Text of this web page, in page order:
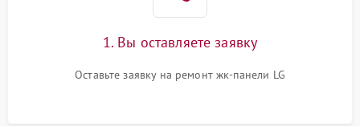
1. Вы оставляете заявку
Оставьте заявку на ремонт жк-панели LG